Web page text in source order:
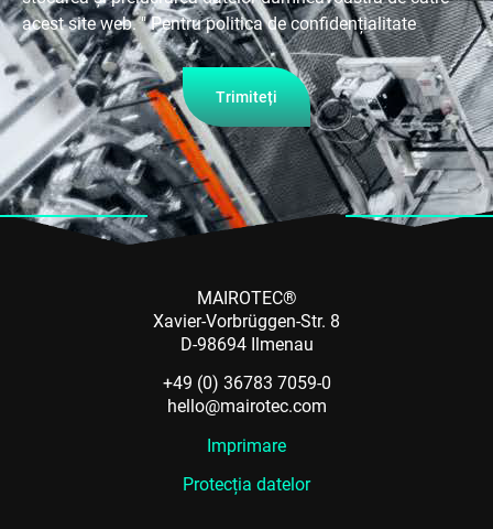
acest site web. " Pentru politica de confidențialitate
Trimiteți
MAIROTEC®
Xavier-Vorbrüggen-Str. 8
D-98694 Ilmenau
+49 (0) 36783 7059-0
hello@mairotec.com
Imprimare
Protecția datelor